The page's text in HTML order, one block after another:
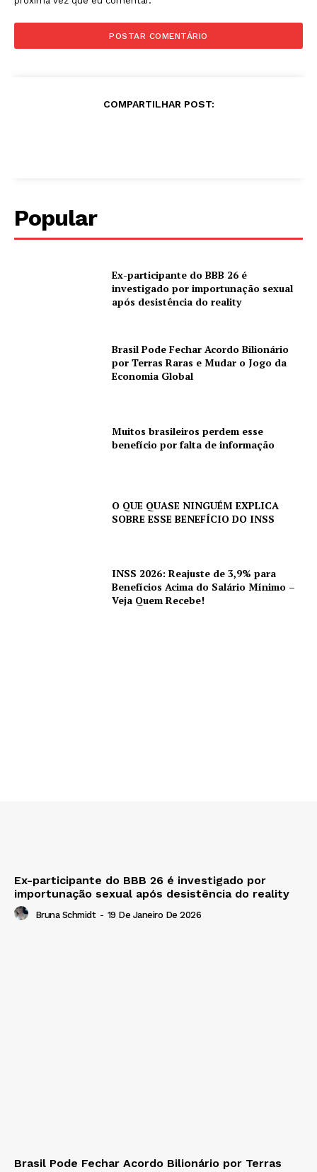
COMPARTILHAR POST:
Popular
Ex-participante do BBB 26 é
investigado por importunação sexual
após desistência do reality
Brasil Pode Fechar Acordo Bilionário
por Terras Raras e Mudar o Jogo da
Economia Global
Muitos brasileiros perdem esse
benefício por falta de informação
O QUE QUASE NINGUÉM EXPLICA
SOBRE ESSE BENEFÍCIO DO INSS
INSS 2026: Reajuste de 3,9% para
Benefícios Acima do Salário Mínimo –
Veja Quem Recebe!
Ex-participante do BBB 26 é investigado por
importunação sexual após desistência do reality
Bruna Schmidt - 19 De Janeiro De 2026
Brasil Pode Fechar Acordo Bilionário por Terras